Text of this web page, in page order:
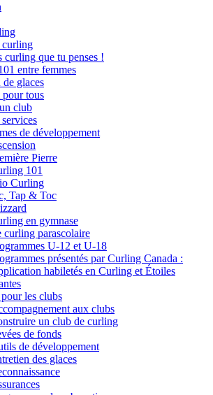
curling que tu penses !
entre femmes
glaces
tous
club
de développement
Pierre
101
Curling
Tap & Toc
en gymnase
curling parascolaire
U-12 et U-18
présentés par Curling Canada :
habiletés en Curling et Étoiles
les clubs
aux clubs
un club de curling
de fonds
de développement
des glaces